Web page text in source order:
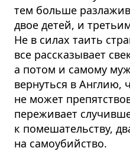
тем больше
двое детей, и
Не в силах таить
все рассказывает
а потом и самому
вернуться в Англию,
не может
переживает
к помешательству,
на самоубийство.